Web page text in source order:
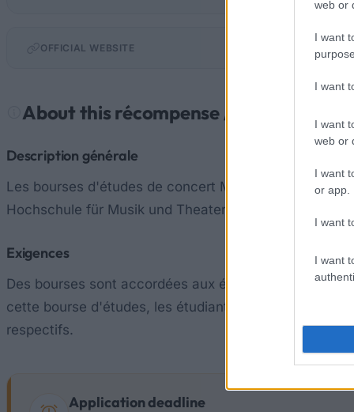
web or
I want
I want
I want
web or
I want
or app.
I want
I want
OFFICIAL WEBSITE
About this récompense / prix
Description générale
Les bourses d'études de concert Masefield ont été
Hochschule für Musik und Theater de Hambourg. La
Exigences
Des bourses sont accordées aux étudiants inscrits
cette bourse d'études, les étudiants ont à
respectifs.
Application deadline